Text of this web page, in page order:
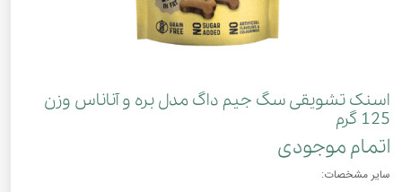
اسنک تشویقی سگ جیم داگ مدل بره و آناناس وزن
125 گرم
اتمام موجودی
سایر مشخصات: